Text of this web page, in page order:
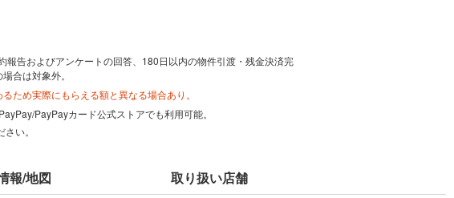
報告およびアンケートの回答、180日以内の物件引渡・残金決済完
合は対象外。
ため実際にもらえる額と異なる場合あり。
PayPayカード公式ストアでも利用可能。
い。
報/地図 取り扱い店舗